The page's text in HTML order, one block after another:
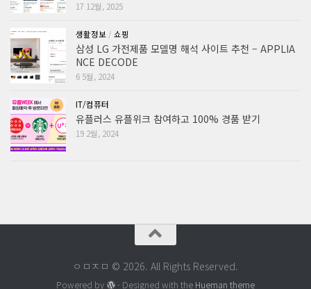
17 12월, 2025
생활정보/ 쇼핑
삼성 LG 가전제품 모델명 해석 사이트 추천 – APPLIA
NCE DECODE
6 5월, 2024
IT/컴퓨터
유플러스 유플위크 참여하고 100% 경품 받기
19 2월, 2024
ㅇㅁㅈㅁ © 2026. All Rights Reserved.
Powered by - Designed with the Hueman theme